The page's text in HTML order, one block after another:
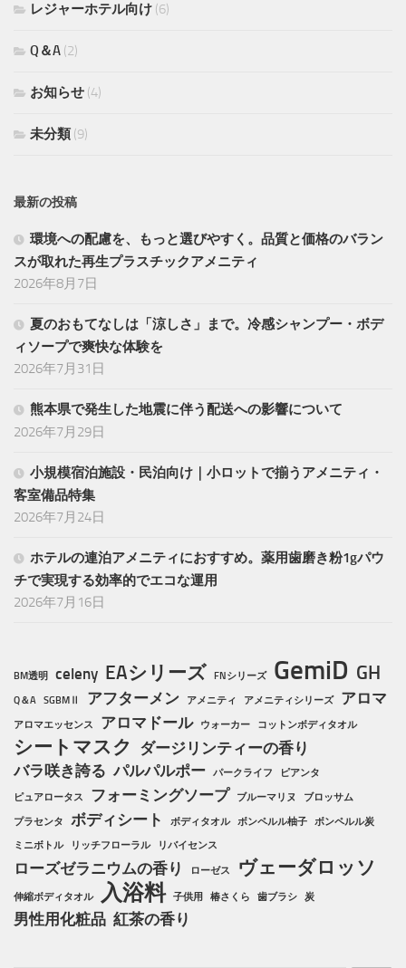
レジャーホテル向け (6)
Q＆A (2)
お知らせ (4)
未分類 (9)
最新の投稿
環境への配慮を、もっと選びやすく。品質と価格のバラン
スが取れた再生プラスチックアメニティ
2026年8月7日
夏のおもてなしは「涼しさ」まで。冷感シャンプー・ボデ
ィソープで爽快な体験を
2026年7月31日
熊本県で発生した地震に伴う配送への影響について
2026年7月29日
小規模宿泊施設・民泊向け｜小ロットで揃うアメニティ・
客室備品特集
2026年7月24日
ホテルの連泊アメニティにおすすめ。薬用歯磨き粉1gパウ
チで実現する効率的でエコな運用
2026年7月16日
BM透明 celeny EAシリーズ FNシリーズ GemiD GH
Q＆A SGBMⅡ アフターメン アメニティ アメニティシリーズ アロマ
アロマエッセンス アロマドール ウォーカー コットンボディタオル
シートマスク ダージリンティーの香り
バラ咲き誇る パルパルポー パークライフ ピアンタ
ピュアロータス フォーミングソープ ブルーマリヌ ブロッサム
プラセンタ ボディシート ボディタオル ボンペルル柚子
ボンペルル炭
ミニボトル
リッチフローラル リバイセンス
ローズゼラニウムの香り ローゼス ヴェーダロッソ
伸縮ボディタオル 入浴料 子供用 椿さくら 歯ブラシ 炭
男性用化粧品 紅茶の香り